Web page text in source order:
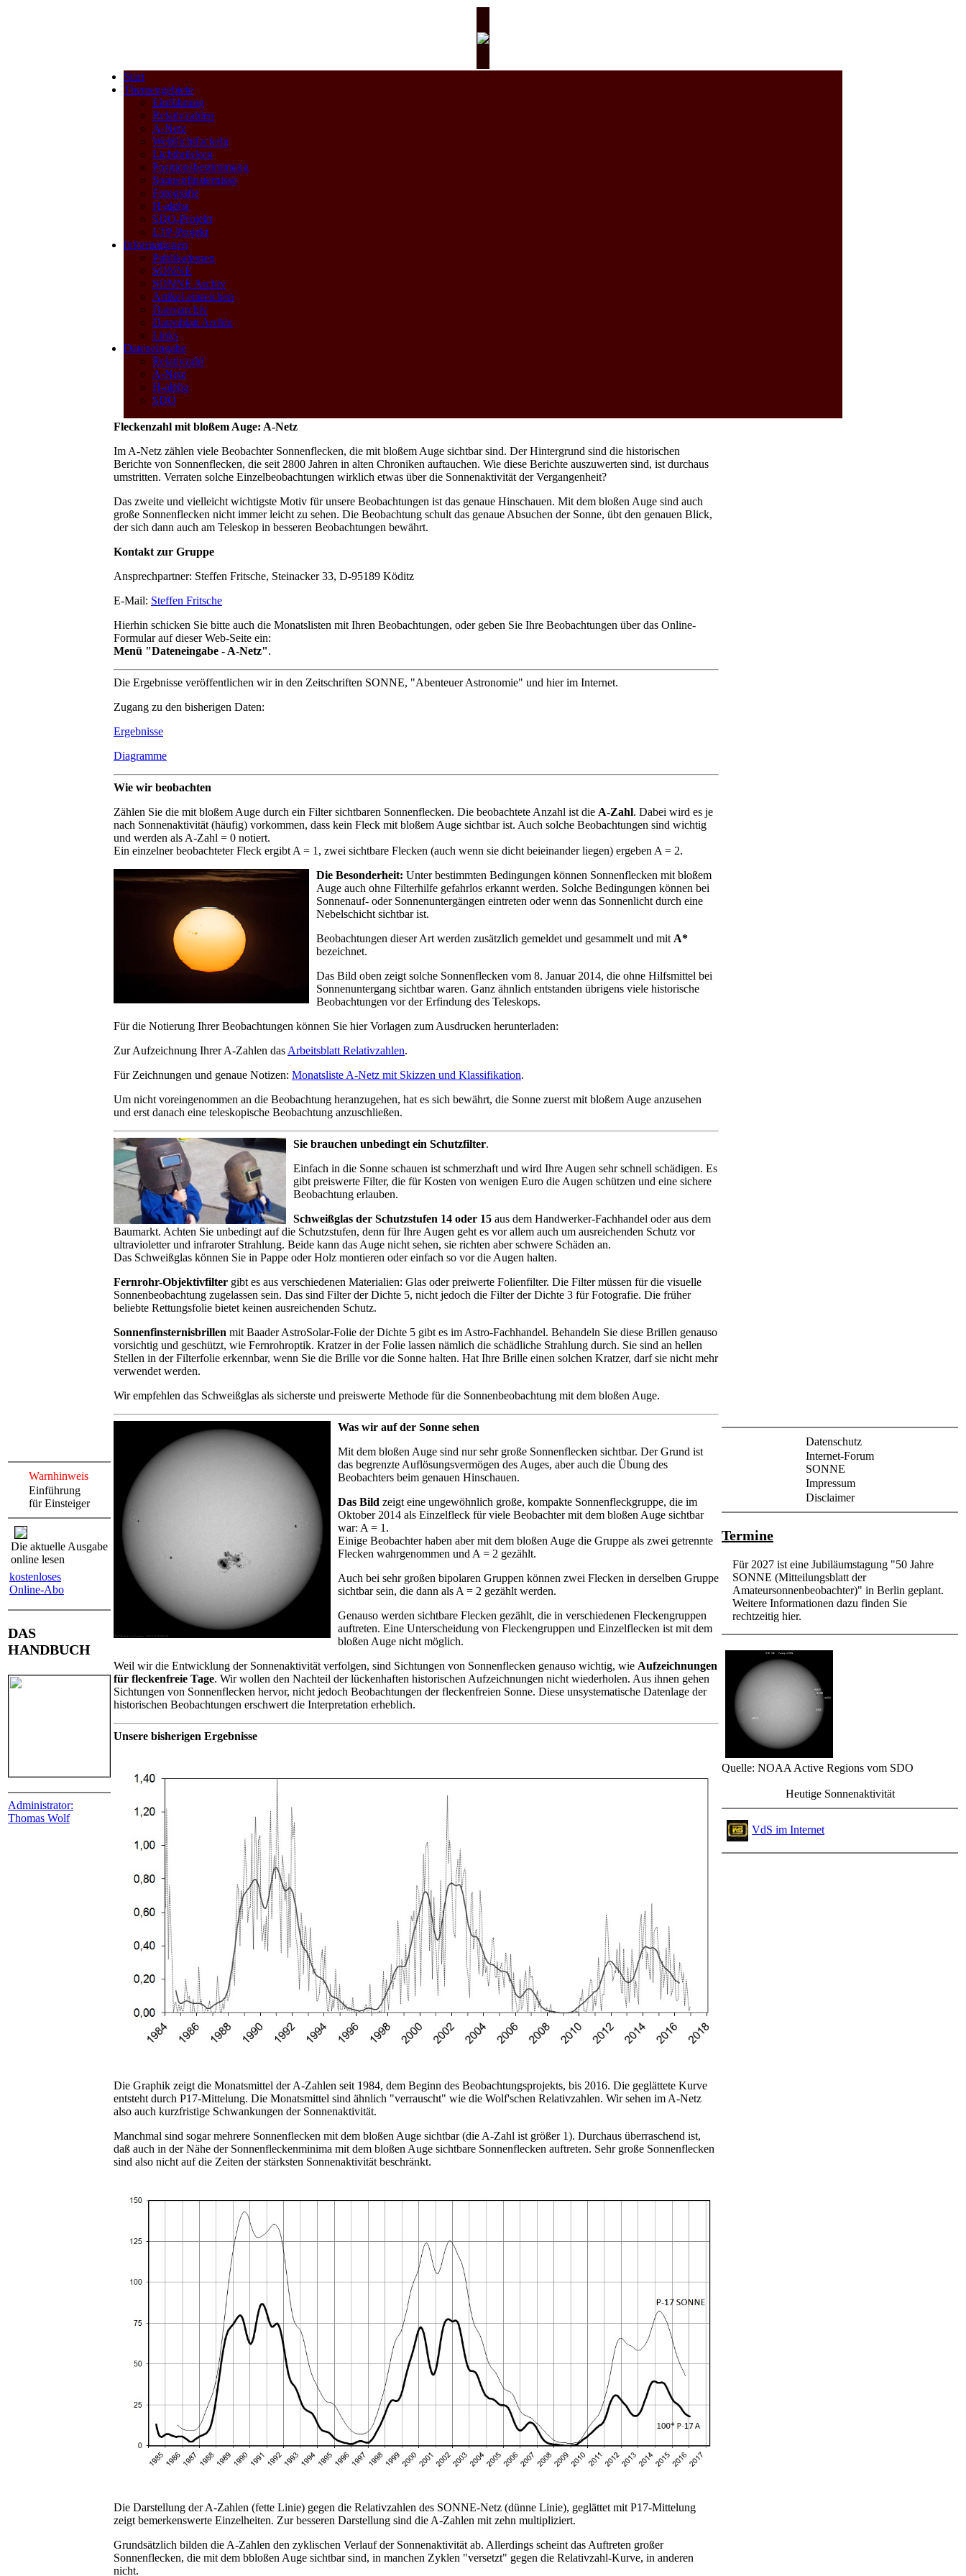
Start
Themengebiete
Einführung
Relativzahlen
A-Netz
Weißlichtfackeln
Lichtbrücken
Positionsbestimmung
Sonnenfinsternisse
Fotografie
H-alpha
SDO-Projekt
LTP-Projekt
Informationen
Publikationen
SONNE
SONNE Archiv
Artikel einreichen
Datenarchiv
Datenblatt Archiv
Links
Dateneingabe
Relativzahl
A-Netz
H-alpha
SDO
Warnhinweis
Einführung
für Einsteiger
Die aktuelle Ausgabe
online lesen
kostenloses
Online-Abo
DAS
HANDBUCH
Administrator:
Thomas Wolf
Fleckenzahl mit bloßem Auge: A-Netz
Im A-Netz zählen viele Beobachter Sonnenflecken, die mit bloßem Auge sichtbar sind. Der Hintergrund sind die historischen
Berichte von Sonnenflecken, die seit 2800 Jahren in alten Chroniken auftauchen. Wie diese Berichte auszuwerten sind, ist durchaus
umstritten. Verraten solche Einzelbeobachtungen wirklich etwas über die Sonnenaktivität der Vergangenheit?
Das zweite und vielleicht wichtigste Motiv für unsere Beobachtungen ist das genaue Hinschauen. Mit dem bloßen Auge sind auch
große Sonnenflecken nicht immer leicht zu sehen. Die Beobachtung schult das genaue Absuchen der Sonne, übt den genauen Blick,
der sich dann auch am Teleskop in besseren Beobachtungen bewährt.
Kontakt zur Gruppe
Ansprechpartner: Steffen Fritsche, Steinacker 33, D-95189 Köditz
E-Mail: Steffen Fritsche
Hierhin schicken Sie bitte auch die Monatslisten mit Ihren Beobachtungen, oder geben Sie Ihre Beobachtungen über das Online-
Formular auf dieser Web-Seite ein:
Menü "Dateneingabe - A-Netz".
Die Ergebnisse veröffentlichen wir in den Zeitschriften SONNE, "Abenteuer Astronomie" und hier im Internet.
Zugang zu den bisherigen Daten:
Ergebnisse
Diagramme
Wie wir beobachten
Zählen Sie die mit bloßem Auge durch ein Filter sichtbaren Sonnenflecken. Die beobachtete Anzahl ist die A-Zahl. Dabei wird es je
nach Sonnenaktivität (häufig) vorkommen, dass kein Fleck mit bloßem Auge sichtbar ist. Auch solche Beobachtungen sind wichtig
und werden als A-Zahl = 0 notiert.
Ein einzelner beobachteter Fleck ergibt A = 1, zwei sichtbare Flecken (auch wenn sie dicht beieinander liegen) ergeben A = 2.
Die Besonderheit: Unter bestimmten Bedingungen können Sonnenflecken mit bloßem
Auge auch ohne Filterhilfe gefahrlos erkannt werden. Solche Bedingungen können bei
Sonnenauf- oder Sonnenuntergängen eintreten oder wenn das Sonnenlicht durch eine
Nebelschicht sichtbar ist.
Beobachtungen dieser Art werden zusätzlich gemeldet und gesammelt und mit A*
bezeichnet.
Das Bild oben zeigt solche Sonnenflecken vom 8. Januar 2014, die ohne Hilfsmittel bei
Sonnenuntergang sichtbar waren. Ganz ähnlich entstanden übrigens viele historische
Beobachtungen vor der Erfindung des Teleskops.
Für die Notierung Ihrer Beobachtungen können Sie hier Vorlagen zum Ausdrucken herunterladen:
Zur Aufzeichnung Ihrer A-Zahlen das Arbeitsblatt Relativzahlen.
Für Zeichnungen und genaue Notizen: Monatsliste A-Netz mit Skizzen und Klassifikation.
Um nicht voreingenommen an die Beobachtung heranzugehen, hat es sich bewährt, die Sonne zuerst mit bloßem Auge anzusehen
und erst danach eine teleskopische Beobachtung anzuschließen.
Sie brauchen unbedingt ein Schutzfilter.
Einfach in die Sonne schauen ist schmerzhaft und wird Ihre Augen sehr schnell schädigen. Es
gibt preiswerte Filter, die für Kosten von wenigen Euro die Augen schützen und eine sichere
Beobachtung erlauben.
Schweißglas der Schutzstufen 14 oder 15 aus dem Handwerker-Fachhandel oder aus dem
Baumarkt. Achten Sie unbedingt auf die Schutzstufen, denn für Ihre Augen geht es vor allem auch um ausreichenden Schutz vor
ultravioletter und infraroter Strahlung. Beide kann das Auge nicht sehen, sie richten aber schwere Schäden an.
Das Schweißglas können Sie in Pappe oder Holz montieren oder einfach so vor die Augen halten.
Fernrohr-Objektivfilter gibt es aus verschiedenen Materialien: Glas oder preiwerte Folienfilter. Die Filter müssen für die visuelle
Sonnenbeobachtung zugelassen sein. Das sind Filter der Dichte 5, nicht jedoch die Filter der Dichte 3 für Fotografie. Die früher
beliebte Rettungsfolie bietet keinen ausreichenden Schutz.
Sonnenfinsternisbrillen mit Baader AstroSolar-Folie der Dichte 5 gibt es im Astro-Fachhandel. Behandeln Sie diese Brillen genauso
vorsichtig und geschützt, wie Fernrohroptik. Kratzer in der Folie lassen nämlich die schädliche Strahlung durch. Sie sind an hellen
Stellen in der Filterfolie erkennbar, wenn Sie die Brille vor die Sonne halten. Hat Ihre Brille einen solchen Kratzer, darf sie nicht mehr
verwendet werden.
Wir empfehlen das Schweißglas als sicherste und preiswerte Methode für die Sonnenbeobachtung mit dem bloßen Auge.
Was wir auf der Sonne sehen
Mit dem bloßen Auge sind nur sehr große Sonnenflecken sichtbar. Der Grund ist
das begrenzte Auflösungsvermögen des Auges, aber auch die Übung des
Beobachters beim genauen Hinschauen.
Das Bild zeigt eine ungewöhnlich große, kompakte Sonnenfleckgruppe, die im
Oktober 2014 als Einzelfleck für viele Beobachter mit dem bloßen Auge sichtbar
war: A = 1.
Einige Beobachter haben aber mit dem bloßen Auge die Gruppe als zwei getrennte
Flecken wahrgenommen und A = 2 gezählt.
Auch bei sehr großen bipolaren Gruppen können zwei Flecken in derselben Gruppe
sichtbar sein, die dann als A = 2 gezählt werden.
Genauso werden sichtbare Flecken gezählt, die in verschiedenen Fleckengruppen
auftreten. Eine Unterscheidung von Fleckengruppen und Einzelflecken ist mit dem
bloßen Auge nicht möglich.
Weil wir die Entwicklung der Sonnenaktivität verfolgen, sind Sichtungen von Sonnenflecken genauso wichtig, wie Aufzeichnungen
für fleckenfreie Tage. Wir wollen den Nachteil der lückenhaften historischen Aufzeichnungen nicht wiederholen. Aus ihnen gehen
Sichtungen von Sonnenflecken hervor, nicht jedoch Beobachtungen der fleckenfreien Sonne. Diese unsystematische Datenlage der
historischen Beobachtungen erschwert die Interpretation erheblich.
Unsere bisherigen Ergebnisse
Die Graphik zeigt die Monatsmittel der A-Zahlen seit 1984, dem Beginn des Beobachtungsprojekts, bis 2016. Die geglättete Kurve
entsteht durch P17-Mittelung. Die Monatsmittel sind ähnlich "verrauscht" wie die Wolf'schen Relativzahlen. Wir sehen im A-Netz
also auch kurzfristige Schwankungen der Sonnenaktivität.
Manchmal sind sogar mehrere Sonnenflecken mit dem bloßen Auge sichtbar (die A-Zahl ist größer 1). Durchaus überraschend ist,
daß auch in der Nähe der Sonnenfleckenminima mit dem bloßen Auge sichtbare Sonnenflecken auftreten. Sehr große Sonnenflecken
sind also nicht auf die Zeiten der stärksten Sonnenaktivität beschränkt.
Die Darstellung der A-Zahlen (fette Linie) gegen die Relativzahlen des SONNE-Netz (dünne Linie), geglättet mit P17-Mittelung
zeigt bemerkenswerte Einzelheiten. Zur besseren Darstellung sind die A-Zahlen mit zehn multipliziert.
Grundsätzlich bilden die A-Zahlen den zyklischen Verlauf der Sonnenaktivität ab. Allerdings scheint das Auftreten großer
Sonnenflecken, die mit dem bbloßen Auge sichtbar sind, in manchen Zyklen "versetzt" gegen die Relativzahl-Kurve, in anderen
nicht.
Datenschutz
Internet-Forum
SONNE
Impressum
Disclaimer
Termine
Für 2027 ist eine Jubiläumstagung "50 Jahre
SONNE (Mitteilungsblatt der
Amateursonnenbeobachter)" in Berlin geplant.
Weitere Informationen dazu finden Sie
rechtzeitig hier.
Quelle: NOAA Active Regions vom SDO
Heutige Sonnenaktivität
VdS im Internet